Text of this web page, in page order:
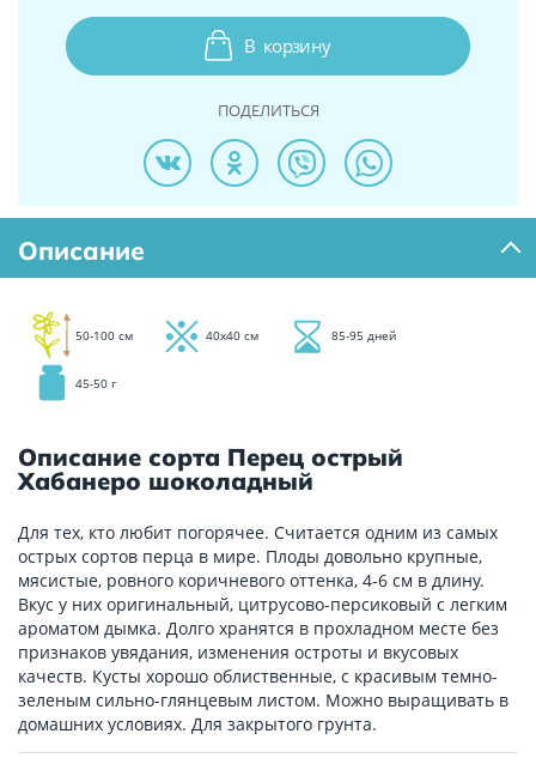
В корзину
ПОДЕЛИТЬСЯ
Описание
50-100 см 40х40 см 85-95 дней
45-50 г
Описание сорта Перец острый
Хабанеро шоколадный
Для тех, кто любит погорячее. Считается одним из самых
острых сортов перца в мире. Плоды довольно крупные,
мясистые, ровного коричневого оттенка, 4-6 см в длину.
Вкус у них оригинальный, цитрусово-персиковый с легким
ароматом дымка. Долго хранятся в прохладном месте без
признаков увядания, изменения остроты и вкусовых
качеств. Кусты хорошо облиственные, с красивым темно-
зеленым сильно-глянцевым листом. Можно выращивать в
домашних условиях. Для закрытого грунта.